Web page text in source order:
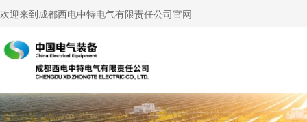
欢迎来到成都西电中特电气有限责任公司官网